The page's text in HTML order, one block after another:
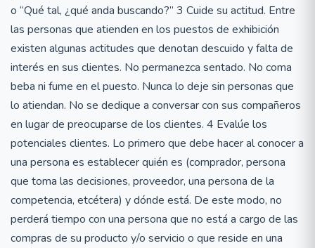
o “Qué tal, ¿qué anda buscando?” 3 Cuide su actitud. Entre
las personas que atienden en los puestos de exhibición
existen algunas actitudes que denotan descuido y falta de
interés en sus clientes. No permanezca sentado. No coma
beba ni fume en el puesto. Nunca lo deje sin personas que
lo atiendan. No se dedique a conversar con sus compañeros
en lugar de preocuparse de los clientes. 4 Evalúe los
potenciales clientes. Lo primero que debe hacer al conocer a
una persona es establecer quién es (comprador, persona
que toma las decisiones, proveedor, una persona de la
competencia, etcétera) y dónde está. De este modo, no
perderá tiempo con una persona que no está a cargo de las
compras de su producto y/o servicio o que reside en una